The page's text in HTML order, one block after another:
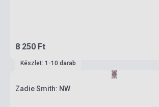
8 250 Ft
Készlet: 1-10 darab
Zadie Smith: NW